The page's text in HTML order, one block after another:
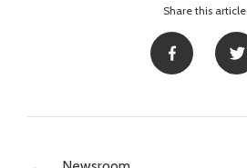
Share this article